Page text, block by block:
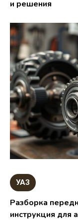
и решения
УАЗ
Разборка
инструкция для